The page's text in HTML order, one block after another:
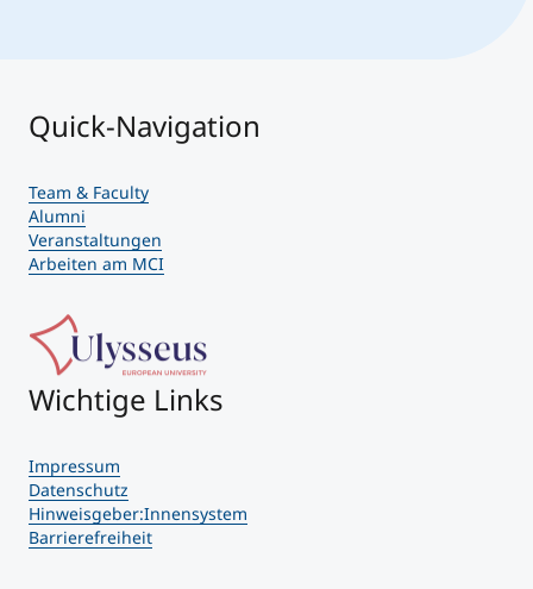
Quick-Navigation
Team & Faculty
Alumni
Veranstaltungen
Arbeiten am MCI
Wichtige Links
Impressum
Datenschutz
Hinweisgeber:Innensystem
Barrierefreiheit